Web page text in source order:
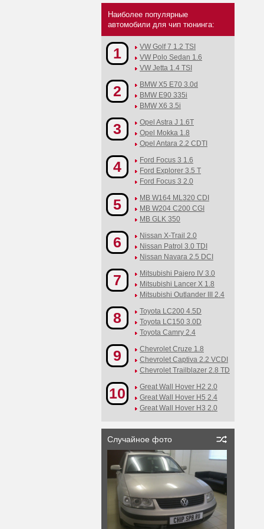
Наиболее популярные
автомобили для чип тюнинга:
1
VW Golf 7 1.2 TSI
VW Polo Sedan 1.6
VW Jetta 1.4 TSI
2
BMW X5 E70 3.0d
BMW E90 335i
BMW X6 3.5i
3
Opel Astra J 1.6T
Opel Mokka 1.8
Opel Antara 2.2 CDTI
4
Ford Focus 3 1.6
Ford Explorer 3.5 T
Ford Focus 3 2.0
5
MB W164 ML320 CDI
MB W204 C200 CGI
MB GLK 350
6
Nissan X-Trail 2.0
Nissan Patrol 3.0 TDI
Nissan Navara 2.5 DCI
7
Mitsubishi Pajero IV 3.0
Mitsubishi Lancer X 1.8
Mitsubishi Outlander III 2.4
8
Toyota LC200 4.5D
Toyota LC150 3.0D
Toyota Camry 2.4
9
Chevrolet Cruze 1.8
Chevrolet Captiva 2.2 VCDI
Chevrolet Trailblazer 2.8 TD
10
Great Wall Hover H2 2.0
Great Wall Hover H5 2.4
Great Wall Hover H3 2.0
Случайное фото